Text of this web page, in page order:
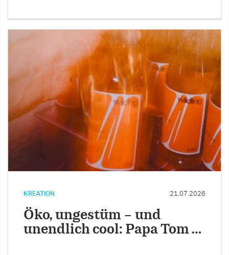
KREATION 21.07.2026
Öko, ungestüm – und
unendlich cool: Papa Tom …